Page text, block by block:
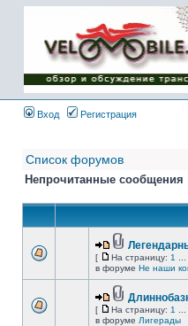
Имя пользователя:
Пароль:
{ LOG_ME_IN_SHORT
}
Вход
Регистрация
Список форумов
Непрочитанные сообщения
[ На страницу: 1
в форуме Не наши
[ На страницу: 1
в форуме Лигерады